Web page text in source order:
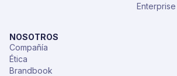
Enterprise
NOSOTROS
Compañía
Ética
Brandbook